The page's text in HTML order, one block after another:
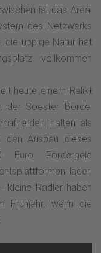
ist das Areal
des Netzwerks
die üppige Natur hat
vollkommen
heute einem Relikt
der Soester Börde:
halten als
den Ausbau dieses
Euro Fördergeld
laden
kleine Radler haben
Frühjahr, wenn die